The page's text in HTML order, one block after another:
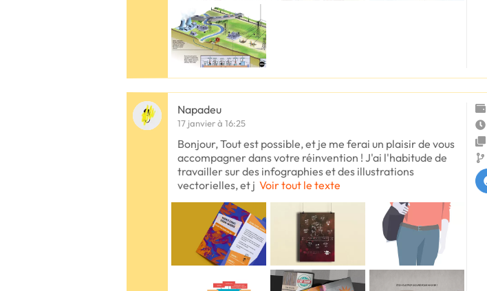
Napadeu
17 janvier à 16:25
Bonjour, Tout est possible, et je me ferai un plaisir de vous
accompagner dans votre réinvention ! J'ai l'habitude de
travailler sur des infographies et des illustrations
vectorielles, et j Voir tout le texte